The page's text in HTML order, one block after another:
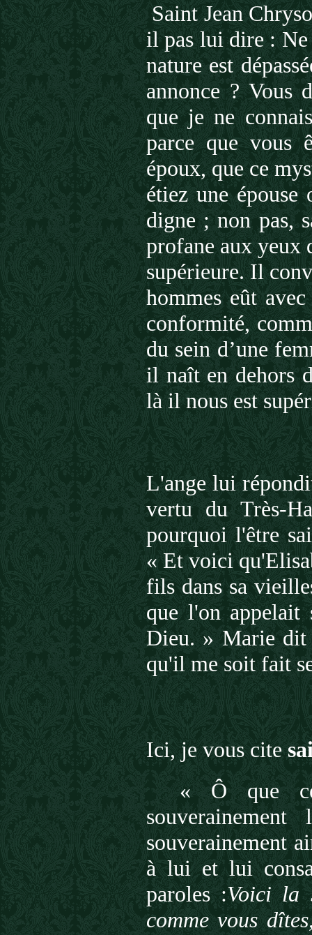
Saint Jean
il pas lui dire : Ne
nature est
annonce ? Vous
que je ne
parce que vous
époux, que ce
étiez une épouse
digne ; non pas,
profane aux yeux
supérieure. Il
hommes eût
conformité,
du sein d’une
il naît en dehors
là il nous est
L'ange lui
vertu du Très-
pourquoi l'être
« Et voici
fils dans sa
que l'on appelait
Dieu. » Marie dit
qu'il me soit fait
Ici, je vous cite
« Ô que
souverainement
à lui et lui
paroles :Voici la
comme vous